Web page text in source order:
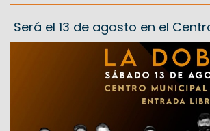
Será el 13 de agosto en el